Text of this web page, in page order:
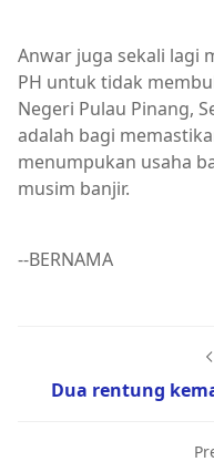
Anwar juga sekali lagi
PH untuk tidak
Negeri Pulau Pinang,
adalah bagi
menumpukan usaha
musim banjir.
--BERNAMA
Dua rentung